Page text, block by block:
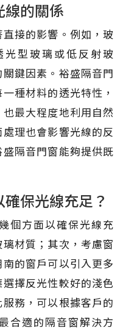
線的關係
接的影響。例如，玻
型玻璃或低反射玻
鍵因素。裕盛隔音門
種材料的透光特性，
最大程度地利用自然
理也會影響光線的反
隔音門窗能夠提供既
保光線充足？
個方面以確保光線充
材質；其次，考慮窗
的窗戶可以引入更多
擇反光性較好的淺色
務，可以根據客戶的
合適的隔音窗解決方